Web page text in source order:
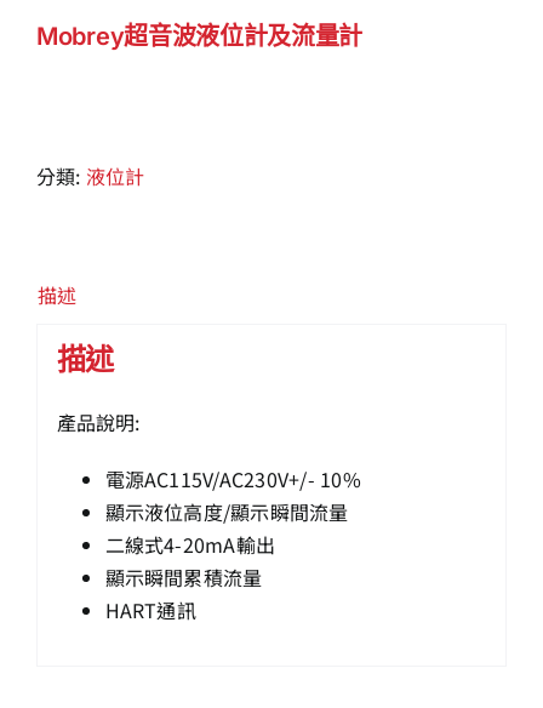
Mobrey超音波液位計及流量計
分類: 液位計
描述
描述
產品說明:
電源AC115V/AC230V+/- 10%
顯示液位高度/顯示瞬間流量
二線式4-20mA輸出
顯示瞬間累積流量
HART通訊